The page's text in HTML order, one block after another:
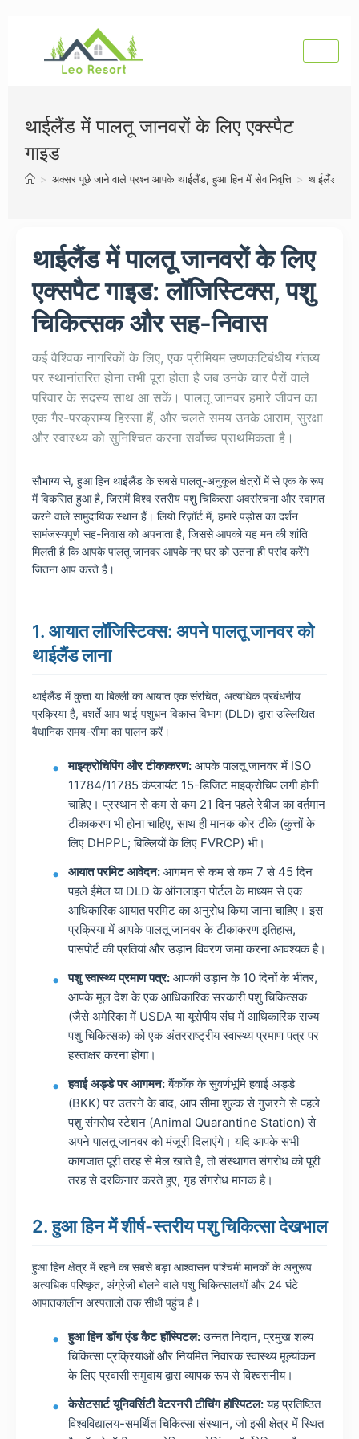
थाईलैंड में पालतू जानवरों के लिए एक्स्पैट
गाइड
> अक्सर पूछे जाने वाले प्रश्न आपके थाईलैंड, हुआ हिन में सेवानिवृत्ति > थाईलैंड में
थाईलैंड में पालतू जानवरों के लिए
एक्सपैट गाइड: लॉजिस्टिक्स, पशु
चिकित्सक और सह-निवास
कई वैश्विक नागरिकों के लिए, एक प्रीमियम उष्णकटिबंधीय गंतव्य
पर स्थानांतरित होना तभी पूरा होता है जब उनके चार पैरों वाले
परिवार के सदस्य साथ आ सकें। पालतू जानवर हमारे जीवन का
एक गैर-परक्राम्य हिस्सा हैं, और चलते समय उनके आराम, सुरक्षा
और स्वास्थ्य को सुनिश्चित करना सर्वोच्च प्राथमिकता है।
सौभाग्य से, हुआ हिन थाईलैंड के सबसे पालतू-अनुकूल क्षेत्रों में से एक के रूप
में विकसित हुआ है, जिसमें विश्व स्तरीय पशु चिकित्सा अवसंरचना और स्वागत
करने वाले सामुदायिक स्थान हैं। लियो रिज़ॉर्ट में, हमारे पड़ोस का दर्शन
सामंजस्यपूर्ण सह-निवास को अपनाता है, जिससे आपको यह मन की शांति
मिलती है कि आपके पालतू जानवर आपके नए घर को उतना ही पसंद करेंगे
जितना आप करते हैं।
1. आयात लॉजिस्टिक्स: अपने पालतू जानवर को
थाईलैंड लाना
थाईलैंड में कुत्ता या बिल्ली का आयात एक संरचित, अत्यधिक प्रबंधनीय
प्रक्रिया है, बशर्ते आप थाई पशुधन विकास विभाग (DLD) द्वारा उल्लिखित
वैधानिक समय-सीमा का पालन करें।
माइक्रोचिपिंग और टीकाकरण: आपके पालतू जानवर में ISO
11784/11785 कंप्लायंट 15-डिजिट माइक्रोचिप लगी होनी
चाहिए। प्रस्थान से कम से कम 21 दिन पहले रेबीज का वर्तमान
टीकाकरण भी होना चाहिए, साथ ही मानक कोर टीके (कुत्तों के
लिए DHPPL; बिल्लियों के लिए FVRCP) भी।
आयात परमिट आवेदन: आगमन से कम से कम 7 से 45 दिन
पहले ईमेल या DLD के ऑनलाइन पोर्टल के माध्यम से एक
आधिकारिक आयात परमिट का अनुरोध किया जाना चाहिए। इस
प्रक्रिया में आपके पालतू जानवर के टीकाकरण इतिहास,
पासपोर्ट की प्रतियां और उड़ान विवरण जमा करना आवश्यक है।
पशु स्वास्थ्य प्रमाण पत्र: आपकी उड़ान के 10 दिनों के भीतर,
आपके मूल देश के एक आधिकारिक सरकारी पशु चिकित्सक
(जैसे अमेरिका में USDA या यूरोपीय संघ में आधिकारिक राज्य
पशु चिकित्सक) को एक अंतरराष्ट्रीय स्वास्थ्य प्रमाण पत्र पर
हस्ताक्षर करना होगा।
हवाई अड्डे पर आगमन:बैंकॉक के सुवर्णभूमि हवाई अड्डे
(BKK) पर उतरने के बाद, आप सीमा शुल्क से गुजरने से पहले
पशु संगरोध स्टेशन (Animal Quarantine Station) से
अपने पालतू जानवर को मंजूरी दिलाएंगे। यदि आपके सभी
कागजात पूरी तरह से मेल खाते हैं, तो संस्थागत संगरोध को पूरी
तरह से दरकिनार करते हुए, गृह संगरोध मानक है।
2. हुआ हिन में शीर्ष-स्तरीय पशु चिकित्सा देखभाल
हुआ हिन क्षेत्र में रहने का सबसे बड़ा आश्वासन पश्चिमी मानकों के अनुरूप
अत्यधिक परिष्कृत, अंग्रेजी बोलने वाले पशु चिकित्सालयों और 24 घंटे
आपातकालीन अस्पतालों तक सीधी पहुंच है।
हुआ हिन डॉग एंड कैट हॉस्पिटल:उन्नत निदान, प्रमुख शल्य
चिकित्सा प्रक्रियाओं और नियमित निवारक स्वास्थ्य मूल्यांकन
के लिए प्रवासी समुदाय द्वारा व्यापक रूप से विश्वसनीय।
केसेटसार्ट यूनिवर्सिटी वेटरनरी टीचिंग हॉस्पिटल:यह प्रतिष्ठित
विश्वविद्यालय-समर्थित चिकित्सा संस्थान, जो इसी क्षेत्र में स्थित